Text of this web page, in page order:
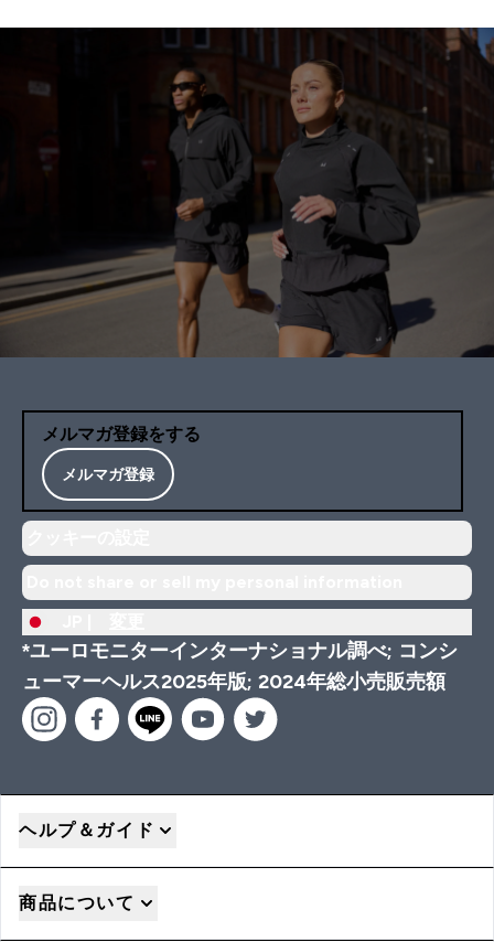
メルマガ登録をする
メルマガ登録
*ユーロモニターインターナショナル調べ; コンシ
ューマーヘルス2025年版; 2024年総小売販売額
ヘルプ＆ガイド
商品について